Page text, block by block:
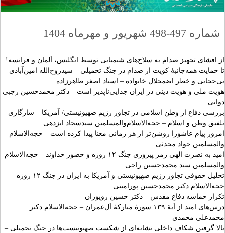
شماره 497-498 شهریور و مهرماه 1404
از افشای تجهیز صدام به سلاح‌های شیمیایی توسط انگلیس، آلمان و فرانسه!
تا حمایت همه‌جانبۀ کویت از صدام در جنگ تحمیلی – سیدروح‌الله امین‌آبادی
بی‌حجابی و خطر اضمحلال خانواده – استاد اصغر طاهرزاده
هویت ملی و هویت دینی در ایران جدایی‌ناپذیر است – دکتر محمدحسین رجبی
دوانی
بررسی دفاع از وطن اسلامی در تجاوز رژیم صهیونیستی/ آمریکا – سازگاری
تلفیق وطن و اسلام – حجه‌الاسلام‌والمسلمین سیدسجاد ایزدهی
امروز پیام عاشورا روشن‌تر از هر زمانی معنا پیدا کرده است – حجه‌الاسلام
والمسلمین جواد محدثی
امید به نصرت الهی رمز پیروزی جنگ ۱۲ روزه و حضور خداوند – حجه‌الاسلام
والمسلمین سید محمدحسین راجی
تحلیل حقوقی تجاوز رژیم صهیونیستی و آمریکا به ایران در جنگ ۱۲ روزه –
حجه‌الاسلام دکتر محمدحسین پورامینی
تکرار حماسه دفاع مقدس – دکتر حسین رویوران
درس‌های امید از آیۀ ۱۳۹ سورۀ مبارکۀ آل‌عمران – حجه‌الاسلام دکتر
محمدعلی محمدی
بالا گرفتن شکاف داخلی نشانه‌ای از شکست صهیونیست‌ها در جنگ تحمیلی –